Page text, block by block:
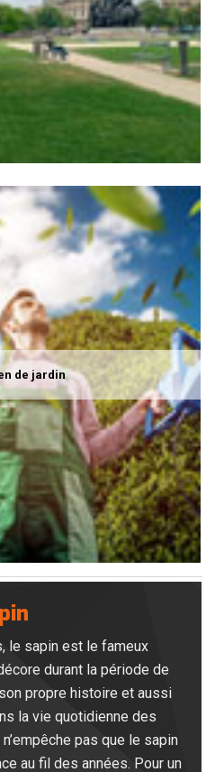
de jardin
le sapin est le fameux
durant la période de
propre histoire et aussi
la vie quotidienne des
pas que le sapin
au fil des années. Pour un